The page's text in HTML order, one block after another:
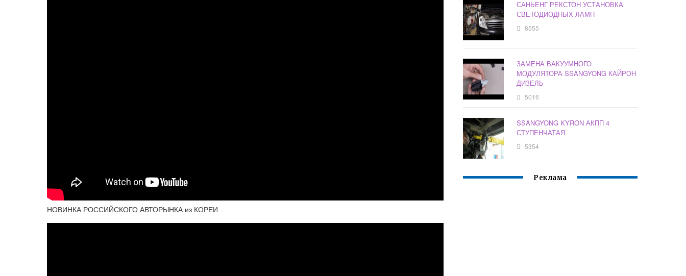
НОВИНКА РОССИЙСКОГО АВТОРЫНКА из КОРЕИ
САНЬЕНГ РЕКСТОН УСТАНОВКА
СВЕТОДИОДНЫХ ЛАМП
8555
ЗАМЕНА ВАКУУМНОГО
МОДУЛЯТОРА SSANGYONG КАЙРОН
ДИЗЕЛЬ
5016
SSANGYONG KYRON АКПП 4
СТУПЕНЧАТАЯ
5354
Реклама